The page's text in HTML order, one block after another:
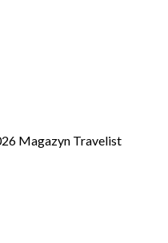
Magazyn Travelist